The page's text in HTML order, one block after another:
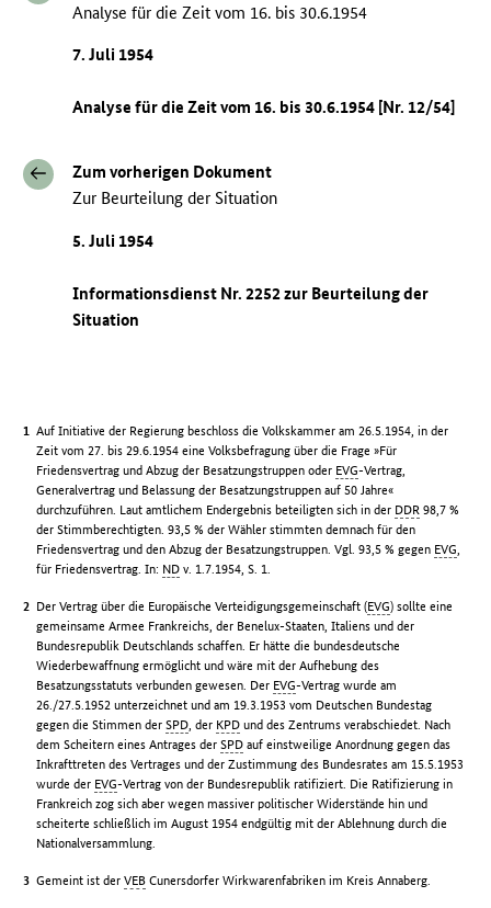
Analyse für die Zeit vom 16. bis 30.6.1954
7. Juli 1954
Analyse für die Zeit vom 16. bis 30.6.1954 [Nr. 12/54]
Zum vorherigen Dokument
Zur Beurteilung der Situation
5. Juli 1954
Informationsdienst Nr. 2252 zur Beurteilung der
Situation
Auf Initiative der Regierung beschloss die Volkskammer am 26.5.1954, in der
Zeit vom 27. bis 29.6.1954 eine Volksbefragung über die Frage »Für
Friedensvertrag und Abzug der Besatzungstruppen oder EVG-Vertrag,
Generalvertrag und Belassung der Besatzungstruppen auf 50 Jahre«
durchzuführen. Laut amtlichem Endergebnis beteiligten sich in der DDR 98,7 %
der Stimmberechtigten. 93,5 % der Wähler stimmten demnach für den
Friedensvertrag und den Abzug der Besatzungstruppen. Vgl. 93,5 % gegen EVG
für Friedensvertrag. In: ND v. 1.7.1954, S. 1.
Der Vertrag über die Europäische Verteidigungsgemeinschaft (EVG) sollte eine
gemeinsame Armee Frankreichs, der Benelux-Staaten, Italiens und der
Bundesrepublik Deutschlands schaffen. Er hätte die bundesdeutsche
Wiederbewaffnung ermöglicht und wäre mit der Aufhebung des
Besatzungsstatuts verbunden gewesen. Der EVG-Vertrag wurde am
26./27.5.1952 unterzeichnet und am 19.3.1953 vom Deutschen Bundestag
gegen die Stimmen derSPD , der KPD und des Zentrums verabschiedet. Nach
dem Scheitern eines Antrages derSPD auf einstweilige Anordnung gegen das
Inkrafttreten des Vertrages und der Zustimmung des Bundesrates am 15.5.1953
wurde der EVG-Vertrag von der Bundesrepublik ratifiziert. Die Ratifizierung in
Frankreich zog sich aber wegen massiver politischer Widerstände hin und
scheiterte schließlich im August 1954 endgültig mit der Ablehnung durch die
Nationalversammlung.
Gemeint ist derVEB Cunersdorfer Wirkwarenfabriken im Kreis Annaberg.